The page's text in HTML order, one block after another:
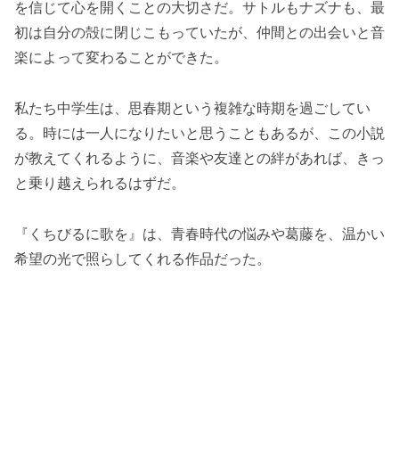
を信じて心を開くことの大切さだ。サトルもナズナも、最
初は自分の殻に閉じこもっていたが、仲間との出会いと音
楽によって変わることができた。
私たち中学生は、思春期という複雑な時期を過ごしてい
る。時には一人になりたいと思うこともあるが、この小説
が教えてくれるように、音楽や友達との絆があれば、きっ
と乗り越えられるはずだ。
『くちびるに歌を』は、青春時代の悩みや葛藤を、温かい
希望の光で照らしてくれる作品だった。